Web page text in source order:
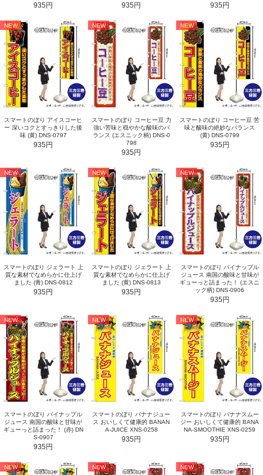
935円 935円 935円
NEW
スマートのぼり アイスコーヒ
ー 深いコクとすっきりした後
味 (黄) DNS-0797
935円
NEW
スマートのぼり コーヒー豆 力
強い苦味と穏やかな酸味のバ
ランス (エスニック柄) DNS-0
798
935円
NEW
スマートのぼり コーヒー豆 苦
味と酸味の絶妙なバランス
(黄) DNS-0799
935円
NEW
スマートのぼり ジェラート 上
質な素材でなめらかに仕上げ
ました (青) DNS-0812
935円
NEW
スマートのぼり ジェラート 上
質な素材でなめらかに仕上げ
ました (黄) DNS-0813
935円
NEW
スマートのぼり パイナップル
ジュース 南国の酸味と甘味が
ギューっと詰まった！ (エスニ
ック柄) DNS-0906
935円
NEW
スマートのぼり パイナップル
ジュース 南国の酸味と甘味が
ギューっと詰まった！ (赤) DN
S-0907
935円
NEW
スマートのぼり バナナジュー
ス おいしくて健康的 BANAN
A-JUICE XNS-0258
935円
NEW
スマートのぼり バナナスムー
ジー おいしくて健康的 BANA
NA-SMOOTHIE XNS-0259
935円
NEW NEW NEW